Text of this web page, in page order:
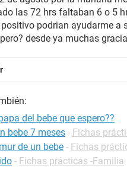
las 72 hrs faltaban 6 o 5
podrian ayudarme a
desde ya muchas
del bebe que espero??
bebe 7 meses - Fichas
de un bebe - Fichas
- Fichas prácticas -Familia